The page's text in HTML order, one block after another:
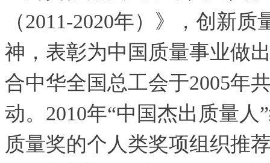
（2011-2020年）》，创新
神，表彰为中国质量事业做
合中华全国总工会于2005年
动。2010年“中国杰出质量
质量奖的个人类奖项组织推